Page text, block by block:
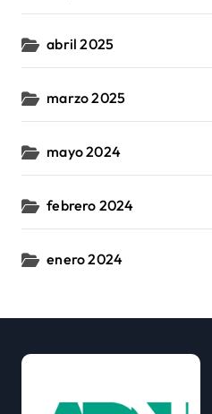
abril 2025
marzo 2025
mayo 2024
febrero 2024
enero 2024